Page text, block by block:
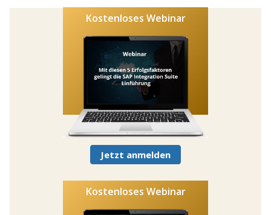
Kostenloses Webinar
Jetzt anmelden
Kostenloses Webinar